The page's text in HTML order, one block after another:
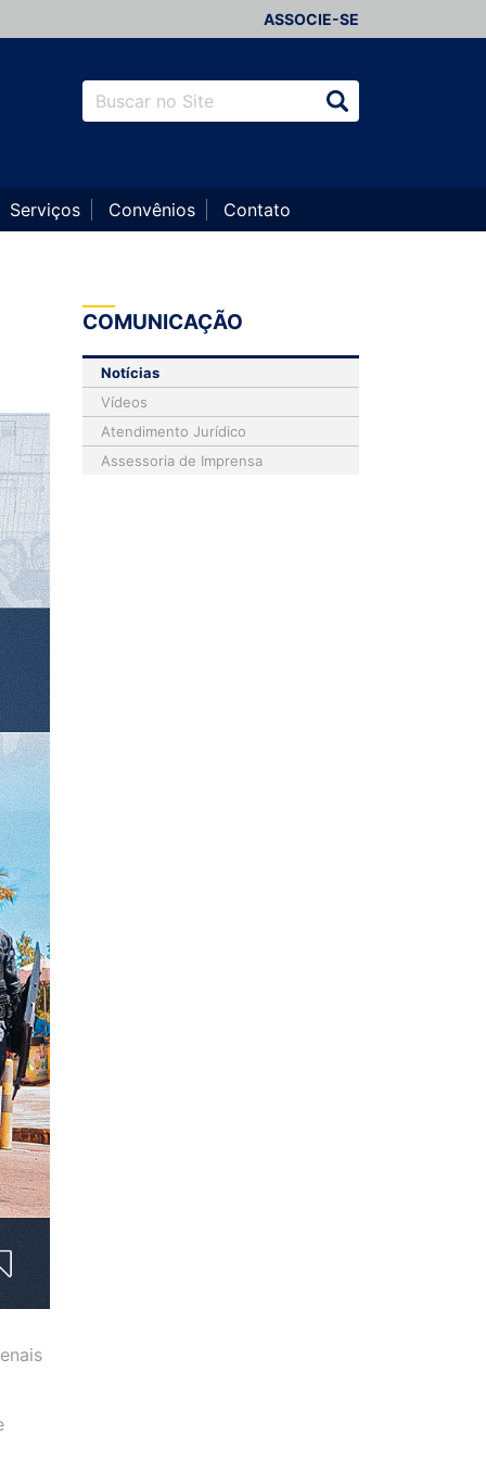
ASSOCIE-SE
Serviços Convênios Contato
COMUNICAÇÃO
Notícias
Vídeos
Atendimento Jurídico
Assessoria de Imprensa